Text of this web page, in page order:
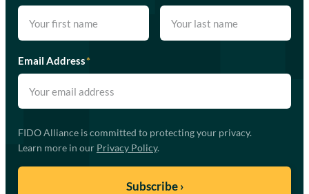
Email Address*
FIDO Alliance is committed to protecting your privacy.
Learn more in our Privacy Policy.